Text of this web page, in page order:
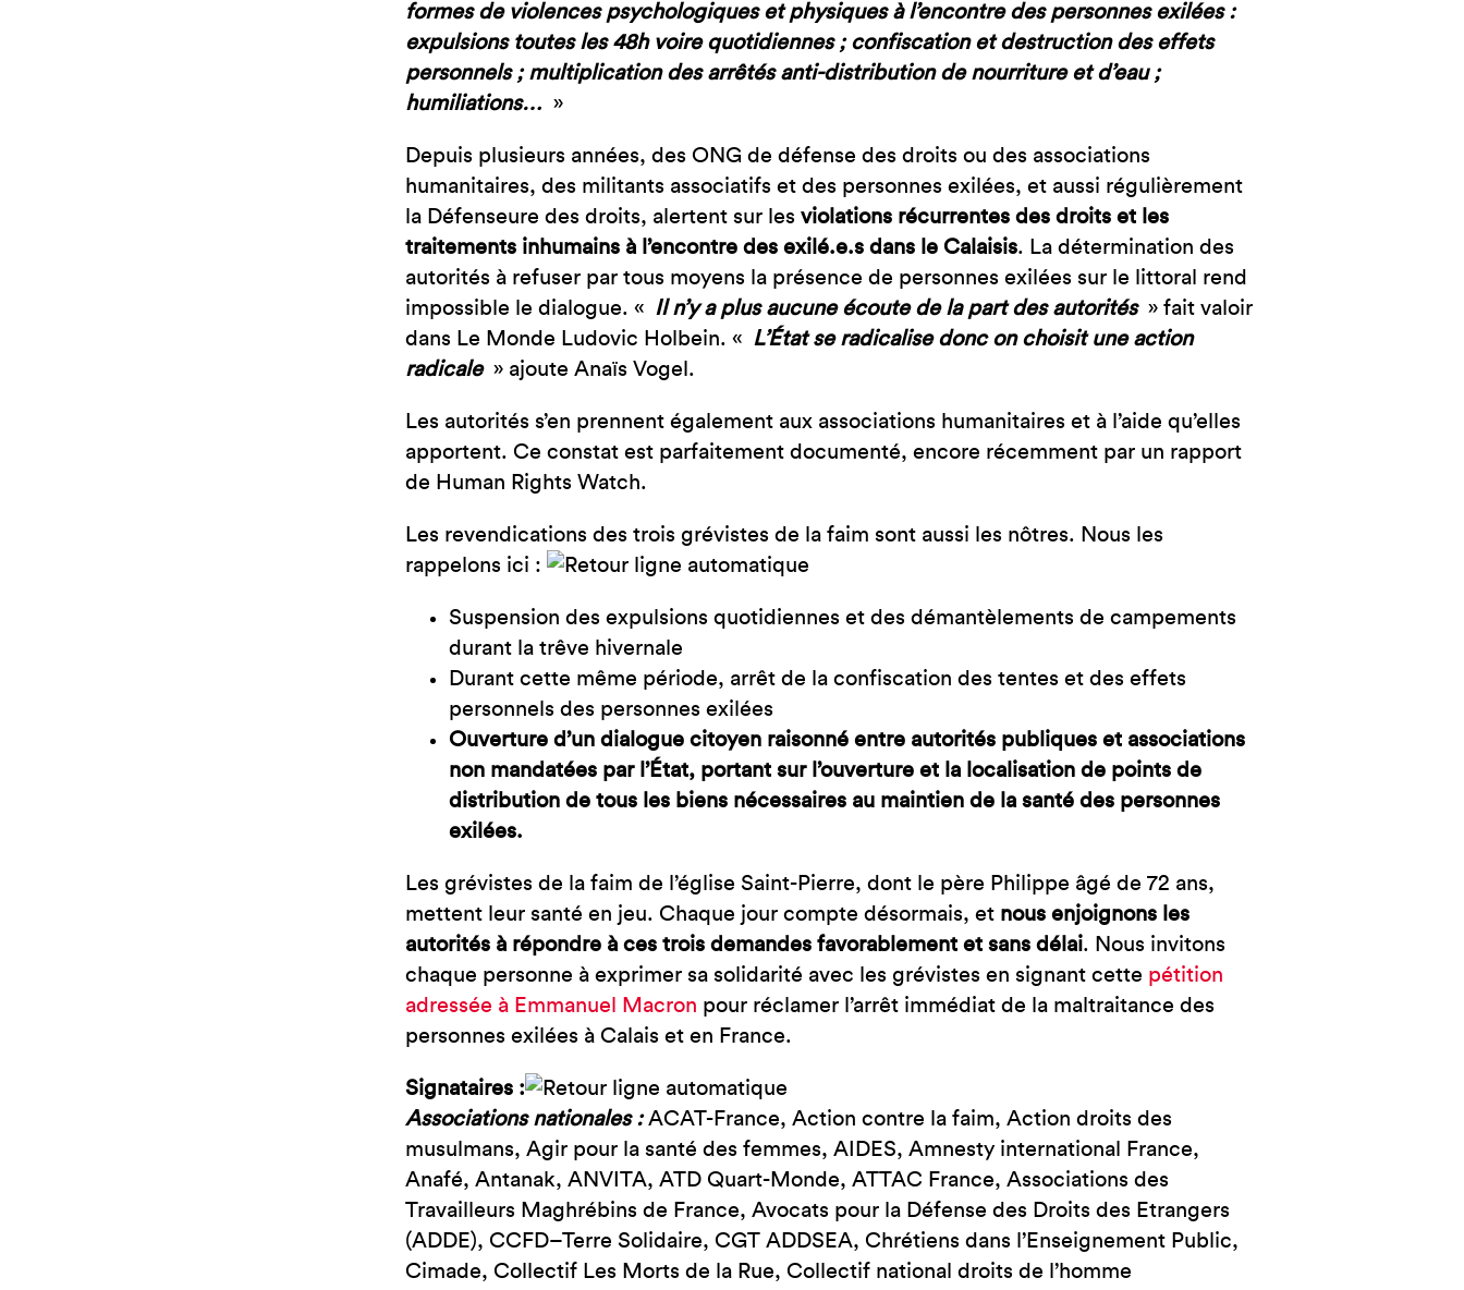
formes de violences psychologiques et physiques à l’encontre des personnes exilées :
expulsions toutes les 48h voire quotidiennes ; confiscation et destruction des effets
personnels ; multiplication des arrêtés anti-distribution de nourriture et d’eau ;
humiliations… »
Depuis plusieurs années, des ONG de défense des droits ou des associations
humanitaires, des militants associatifs et des personnes exilées, et aussi régulièrement
la Défenseure des droits, alertent sur les violations récurrentes des droits et les
traitements inhumains à l’encontre des exilé.e.s dans le Calaisis. La détermination des
autorités à refuser par tous moyens la présence de personnes exilées sur le littoral rend
impossible le dialogue. « Il n’y a plus aucune écoute de la part des autorités » fait valoir
dans Le Monde Ludovic Holbein. « L’État se radicalise donc on choisit une action
radicale » ajoute Anaïs Vogel.
Les autorités s’en prennent également aux associations humanitaires et à l’aide qu’elles
apportent. Ce constat est parfaitement documenté, encore récemment par un rapport
de Human Rights Watch.
Les revendications des trois grévistes de la faim sont aussi les nôtres. Nous les
rappelons ici :
Suspension des expulsions quotidiennes et des démantèlements de campements
durant la trêve hivernale
Durant cette même période, arrêt de la confiscation des tentes et des effets
personnels des personnes exilées
Ouverture d’un dialogue citoyen raisonné entre autorités publiques et associations
non mandatées par l’État, portant sur l’ouverture et la localisation de points de
distribution de tous les biens nécessaires au maintien de la santé des personnes
exilées.
Les grévistes de la faim de l’église Saint-Pierre, dont le père Philippe âgé de 72 ans,
mettent leur santé en jeu. Chaque jour compte désormais, et nous enjoignons les
autorités à répondre à ces trois demandes favorablement et sans délai. Nous invitons
chaque personne à exprimer sa solidarité avec les grévistes en signant cette pétition
adressée à Emmanuel Macron pour réclamer l’arrêt immédiat de la maltraitance des
personnes exilées à Calais et en France.
Signataires :
Associations nationales :ACAT-France, Action contre la faim, Action droits des
musulmans, Agir pour la santé des femmes, AIDES, Amnesty international France,
Anafé, Antanak, ANVITA, ATD Quart-Monde, ATTAC France, Associations des
Travailleurs Maghrébins de France, Avocats pour la Défense des Droits des Etrangers
(ADDE), CCFD–Terre Solidaire, CGT ADDSEA, Chrétiens dans l’Enseignement Public,
Cimade, Collectif Les Morts de la Rue, Collectif national droits de l’homme